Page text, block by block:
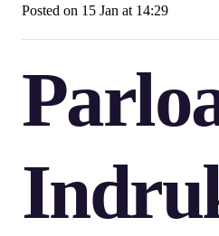
Posted on 15 Jan at 14:29